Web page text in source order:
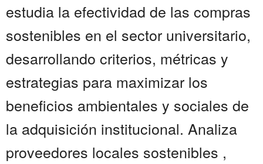
estudia la efectividad de las compras
sostenibles en el sector universitario,
desarrollando criterios, métricas y
estrategias para maximizar los
beneficios ambientales y sociales de
la adquisición institucional. Analiza
proveedores locales sostenibles ,